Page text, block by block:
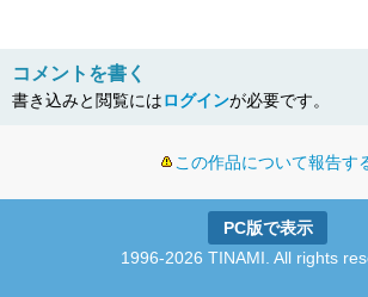
コメントを書く
書き込みと閲覧にはログインが必要です。
この作品について報告す
PC版で表示
1996-2026 TINAMI. All rights